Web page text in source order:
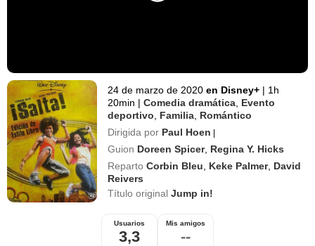
24 de marzo de 2020 en Disney+ | 1h
20min | Comedia dramática Evento
deportivo
Familia Romántico
Dirigida por Paul Hoen |
Guion Doreen Spicer, Regina Y. Hicks
Reparto Corbin Bleu Keke Palmer, David
Reivers
Título originalJump in!
Usuarios
3,3
Mis amigos
--